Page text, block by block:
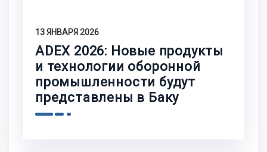
13 ЯНВАРЯ 2026
ADEX 2026: Новые продукты
и технологии оборонной
промышленности будут
представлены в Баку